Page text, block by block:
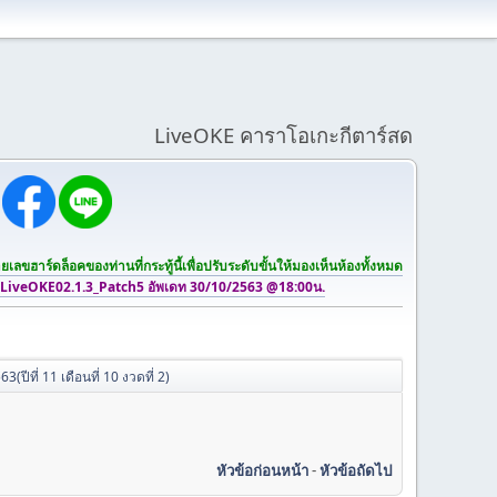
LiveOKE คาราโอเกะกีตาร์สด
เลขฮาร์ดล็อคของท่านที่กระทู้นี้เพื่อปรับระดับขั้นให้มองเห็นห้องทั้งหมด
อัพเดท 30/10/2563 @18:00น.
ปีที่ 11 เดือนที่ 10 งวดที่ 2)
หัวข้อก่อนหน้า-หัวข้อถัดไป